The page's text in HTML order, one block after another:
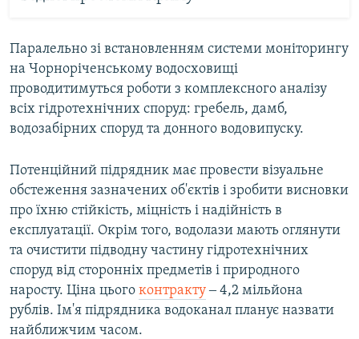
Паралельно зі встановленням системи моніторингу
на Чорноріченському водосховищі
проводитимуться роботи з комплексного аналізу
всіх гідротехнічних споруд: гребель, дамб,
водозабірних споруд та донного водовипуску.
Потенційний підрядник має провести візуальне
обстеження зазначених об'єктів і зробити висновки
про їхню стійкість, міцність і надійність в
експлуатації. Окрім того, водолази мають оглянути
та очистити підводну частину гідротехнічних
споруд від сторонніх предметів і природного
наросту. Ціна цього контракту‒ 4,2 мільйона
рублів. Ім'я підрядника водоканал планує назвати
найближчим часом.